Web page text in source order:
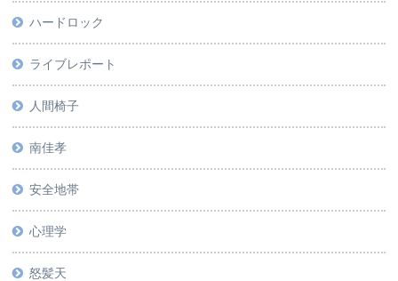
ハードロック
ライブレポート
人間椅子
南佳孝
安全地帯
心理学
怒髪天